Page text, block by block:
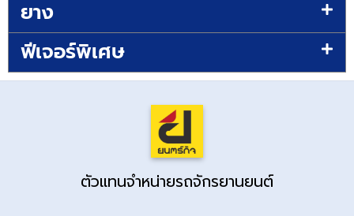
ยาง
ฟีเจอร์พิเศษ
ตัวแทนจำหน่ายรถจักรยานยนต์